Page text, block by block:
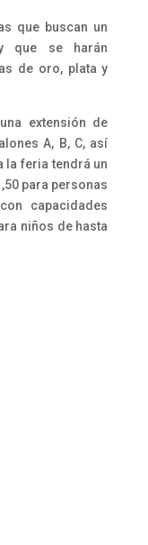
que buscan un
que se harán
de oro, plata y
extensión de
A, B, C, así
la feria tendrá un
para personas
capacidades
niños de hasta